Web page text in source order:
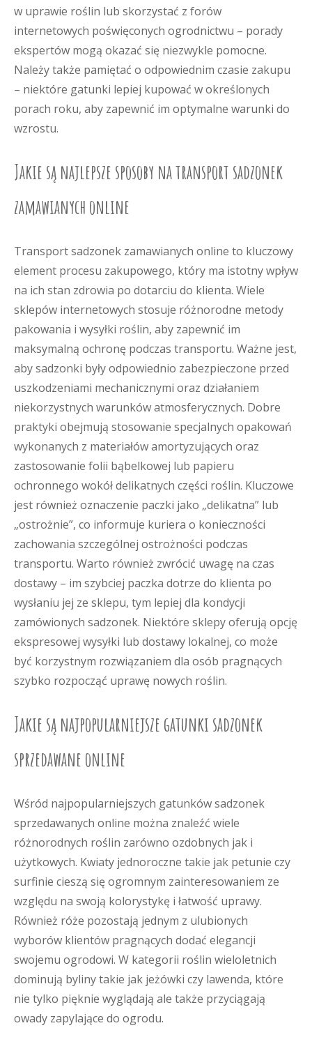
w uprawie roślin lub skorzystać z forów
internetowych poświęconych ogrodnictwu – porady
ekspertów mogą okazać się niezwykle pomocne.
Należy także pamiętać o odpowiednim czasie zakupu
– niektóre gatunki lepiej kupować w określonych
porach roku, aby zapewnić im optymalne warunki do
wzrostu.
Jakie są najlepsze sposoby na transport sadzonek
zamawianych online
Transport sadzonek zamawianych online to kluczowy
element procesu zakupowego, który ma istotny wpływ
na ich stan zdrowia po dotarciu do klienta. Wiele
sklepów internetowych stosuje różnorodne metody
pakowania i wysyłki roślin, aby zapewnić im
maksymalną ochronę podczas transportu. Ważne jest,
aby sadzonki były odpowiednio zabezpieczone przed
uszkodzeniami mechanicznymi oraz działaniem
niekorzystnych warunków atmosferycznych. Dobre
praktyki obejmują stosowanie specjalnych opakowań
wykonanych z materiałów amortyzujących oraz
zastosowanie folii bąbelkowej lub papieru
ochronnego wokół delikatnych części roślin. Kluczowe
jest również oznaczenie paczki jako „delikatna” lub
„ostrożnie”, co informuje kuriera o konieczności
zachowania szczególnej ostrożności podczas
transportu. Warto również zwrócić uwagę na czas
dostawy – im szybciej paczka dotrze do klienta po
wysłaniu jej ze sklepu, tym lepiej dla kondycji
zamówionych sadzonek. Niektóre sklepy oferują opcję
ekspresowej wysyłki lub dostawy lokalnej, co może
być korzystnym rozwiązaniem dla osób pragnących
szybko rozpocząć uprawę nowych roślin.
Jakie są najpopularniejsze gatunki sadzonek
sprzedawane online
Wśród najpopularniejszych gatunków sadzonek
sprzedawanych online można znaleźć wiele
różnorodnych roślin zarówno ozdobnych jak i
użytkowych. Kwiaty jednoroczne takie jak petunie czy
surfinie cieszą się ogromnym zainteresowaniem ze
względu na swoją kolorystykę i łatwość uprawy.
Również róże pozostają jednym z ulubionych
wyborów klientów pragnących dodać elegancji
swojemu ogrodowi. W kategorii roślin wieloletnich
dominują byliny takie jak jeżówki czy lawenda, które
nie tylko pięknie wyglądają ale także przyciągają
owady zapylające do ogrodu.